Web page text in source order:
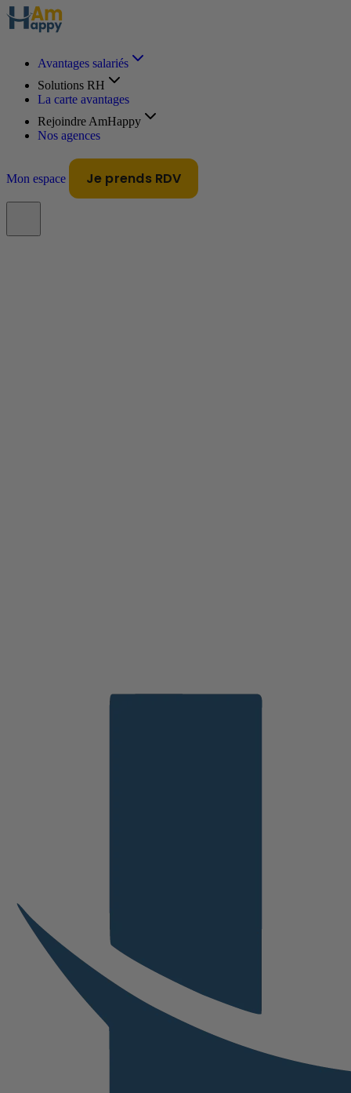
Avantages salariés
Solutions RH
La carte avantages
Rejoindre AmHappy
Nos agences
Mon espace Je prends RDV